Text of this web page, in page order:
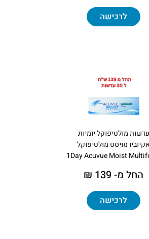
לרכישה
עדשות מולטיפוקל יומיות
אקיוביו מויסט מולטיפוקל
1Day Acuvue Moist
החל מ- 139 ₪
לרכישה